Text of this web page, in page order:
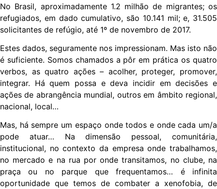
No Brasil, aproximadamente 1.2 milhão de migrantes; os
refugiados, em dado cumulativo, são 10.141 mil; e, 31.505
solicitantes de refúgio, até 1º de novembro de 2017.
Estes dados, seguramente nos impressionam. Mas isto não
é suficiente. Somos chamados a pôr em prática os quatro
verbos, as quatro ações – acolher, proteger, promover,
integrar. Há quem possa e deva incidir em decisões e
ações de abrangência mundial, outros em âmbito regional,
nacional, local…
Mas, há sempre um espaço onde todos e onde cada um/a
pode atuar… Na dimensão pessoal, comunitária,
institucional, no contexto da empresa onde trabalhamos,
no mercado e na rua por onde transitamos, no clube, na
praça ou no parque que frequentamos… é infinita
oportunidade que temos de combater a xenofobia, de